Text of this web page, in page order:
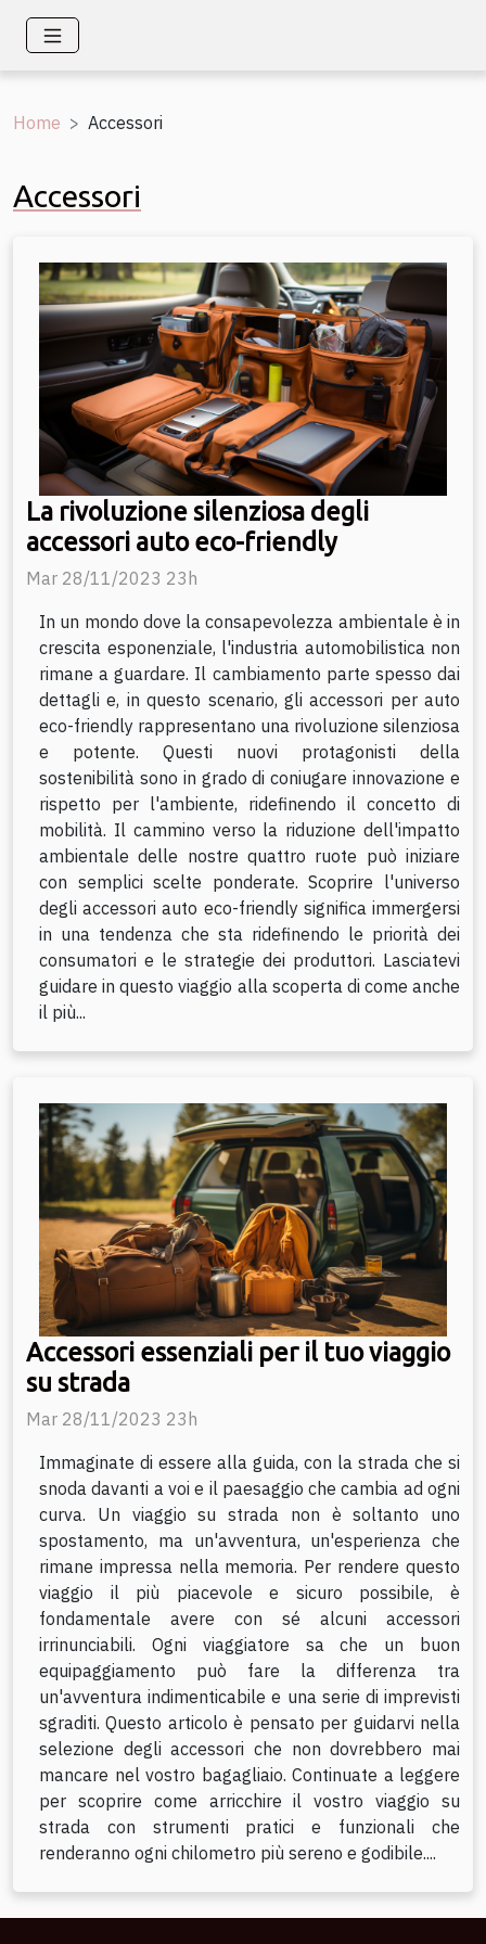
Home Accessori
Accessori
La rivoluzione silenziosa degli
accessori auto eco-friendly
Mar 28/11/2023 23h
In un mondo dove la consapevolezza ambientale è in
crescita esponenziale, l'industria automobilistica non
rimane a guardare. Il cambiamento parte spesso dai
dettagli e, in questo scenario, gli accessori per auto
eco-friendly rappresentano una rivoluzione silenziosa
e potente. Questi nuovi protagonisti della
sostenibilità sono in grado di coniugare innovazione e
rispetto per l'ambiente, ridefinendo il concetto di
mobilità. Il cammino verso la riduzione dell'impatto
ambientale delle nostre quattro ruote può iniziare
con semplici scelte ponderate. Scoprire l'universo
degli accessori auto eco-friendly significa immergersi
in una tendenza che sta ridefinendo le priorità dei
consumatori e le strategie dei produttori. Lasciatevi
guidare in questo viaggio alla scoperta di come anche
il più...
Accessori essenziali per il tuo viaggio
su strada
Mar 28/11/2023 23h
Immaginate di essere alla guida, con la strada che si
snoda davanti a voi e il paesaggio che cambia ad ogni
curva. Un viaggio su strada non è soltanto uno
spostamento, ma un'avventura, un'esperienza che
rimane impressa nella memoria. Per rendere questo
viaggio il più piacevole e sicuro possibile, è
fondamentale avere con sé alcuni accessori
irrinunciabili. Ogni viaggiatore sa che un buon
equipaggiamento può fare la differenza tra
un'avventura indimenticabile e una serie di imprevisti
sgraditi. Questo articolo è pensato per guidarvi nella
selezione degli accessori che non dovrebbero mai
mancare nel vostro bagagliaio. Continuate a leggere
per scoprire come arricchire il vostro viaggio su
strada con strumenti pratici e funzionali che
renderanno ogni chilometro più sereno e godibile....